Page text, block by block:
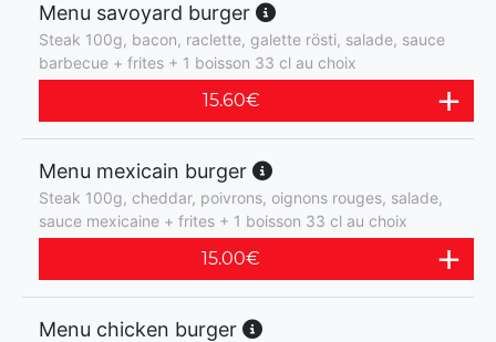
Menu savoyard burger
Steak 100g, bacon, raclette, galette rösti, salade, sauce
barbecue + frites + 1 boisson 33 cl au choix
15.60€
Menu mexicain burger
Steak 100g, cheddar, poivrons, oignons rouges, salade,
sauce mexicaine + frites + 1 boisson 33 cl au choix
15.00€
Menu chicken burger